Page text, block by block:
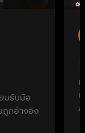
มรับมือ
ถูกอ้างอิง
เ
เ